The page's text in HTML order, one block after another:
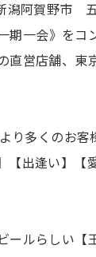
阿賀野市 五
期一会》をコ
営店舗、東
り多くのお
出逢い】【
ールらしい【